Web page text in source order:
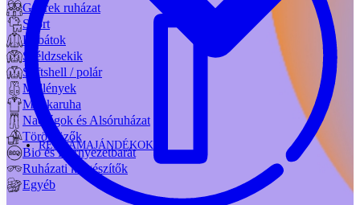
REKLÁMAJÁNDÉKOK
Gyerek ruházat
Sport
Kabátok
Széldzsekik
Softshell / polár
Mellények
Munkaruha
Nadrágok és Alsóruházat
Törölközők
Bio és Környezetbarát
Ruházati kiegészítők
Egyéb